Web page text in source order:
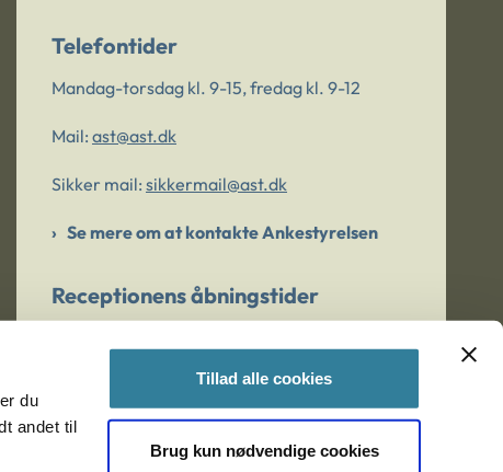
du
andet til
Tillad alle cookies
Brug kun nødvendige cookies
Telefontider
Mandag-torsdag kl. 9-15, fredag kl. 9-12
Mail: ast@ast.dk
Sikker mail: sikkermail@ast.dk
Se mere om at kontakte Ankestyrelsen
Receptionens åbningstider
Er du bekymret for et barn/en ung?